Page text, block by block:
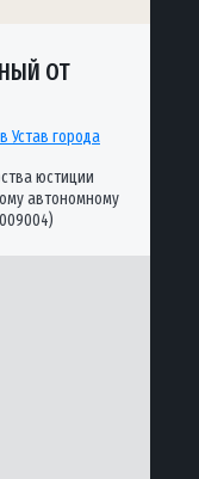
ОТ
Устав города
юстиции
автономному